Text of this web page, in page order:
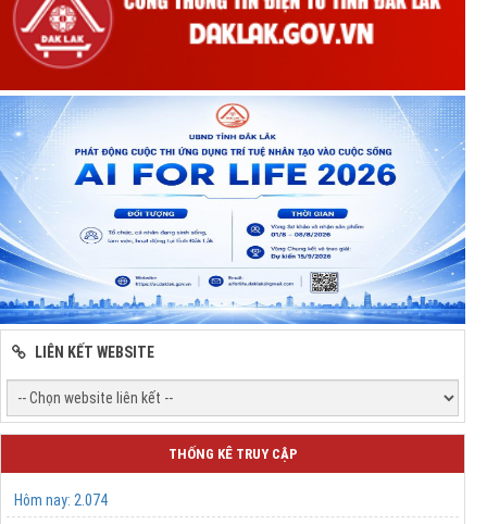
LIÊN KẾT WEBSITE
THỐNG KÊ TRUY CẬP
Hôm nay: 2.074